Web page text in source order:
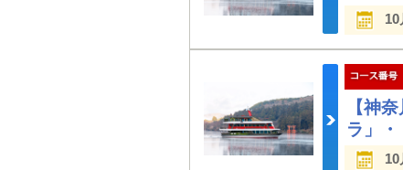
【神
ラ」